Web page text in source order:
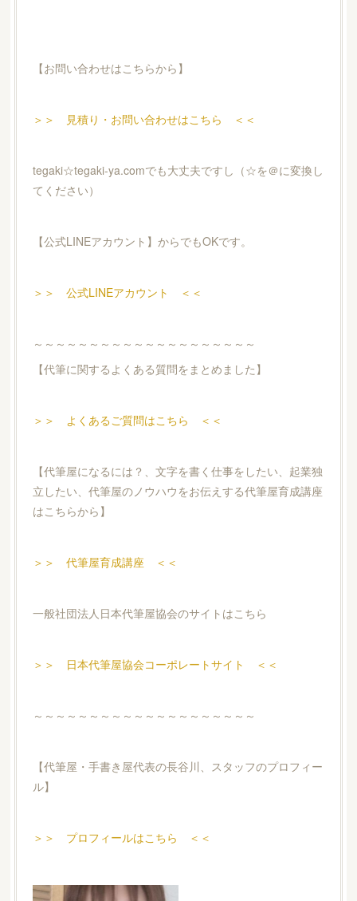
【お問い合わせはこちらから】
＞＞ 見積り・お問い合わせはこちら ＜＜
tegaki☆tegaki-ya.comでも大丈夫ですし（☆を＠に変換し
てください）
【公式LINEアカウント】からでもOKです。
＞＞ 公式LINEアカウント ＜＜
～～～～～～～～～～～～～～～～～～～～
【代筆に関するよくある質問をまとめました】
＞＞ よくあるご質問はこちら ＜＜
【代筆屋になるには？、文字を書く仕事をしたい、起業独
立したい、代筆屋のノウハウをお伝えする代筆屋育成講座
はこちらから】
＞＞ 代筆屋育成講座 ＜＜
一般社団法人日本代筆屋協会のサイトはこちら
＞＞ 日本代筆屋協会コーポレートサイト ＜＜
～～～～～～～～～～～～～～～～～～～～
【代筆屋・手書き屋代表の長谷川、スタッフのプロフィー
ル】
＞＞ プロフィールはこちら ＜＜